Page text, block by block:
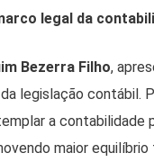
legal da
Bezerra Filho,
legislação contábil.
a contabilidade
maior